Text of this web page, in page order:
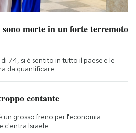
sono morte in un forte terremoto
7.4, si è sentito in tutto il paese e le
da quantificare
contante
un grosso freno per l'economia
c'entra Israele